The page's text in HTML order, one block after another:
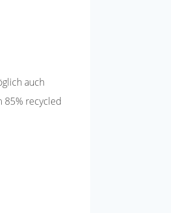
auch
85% recycled